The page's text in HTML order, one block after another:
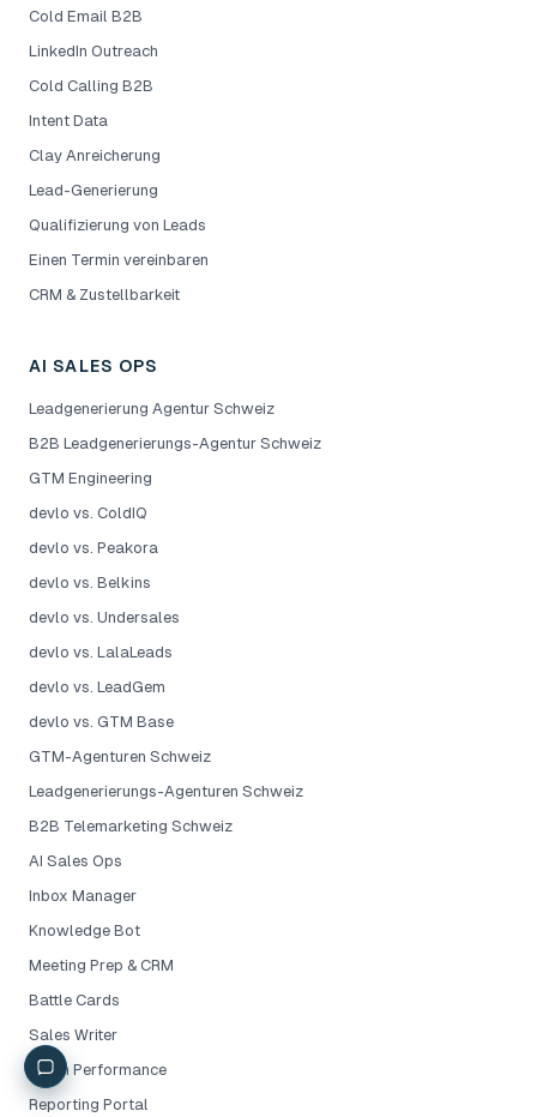
Cold Email B2B
LinkedIn Outreach
Cold Calling B2B
Intent Data
Clay Anreicherung
Lead-Generierung
Qualifizierung von Leads
Einen Termin vereinbaren
CRM & Zustellbarkeit
AI SALES OPS
Leadgenerierung Agentur Schweiz
B2B Leadgenerierungs-Agentur Schweiz
GTM Engineering
devlo vs. ColdIQ
devlo vs. Peakora
devlo vs. Belkins
devlo vs. Undersales
devlo vs. LalaLeads
devlo vs. LeadGem
devlo vs. GTM Base
GTM-Agenturen Schweiz
Leadgenerierungs-Agenturen Schweiz
B2B Telemarketing Schweiz
AI Sales Ops
Inbox Manager
Knowledge Bot
Meeting Prep & CRM
Battle Cards
Sales Writer
Team Performance
Reporting Portal